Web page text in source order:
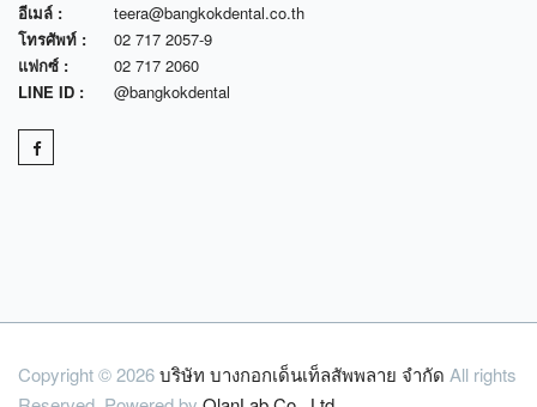
อีเมล์ :
teera@bangkokdental.co.th
โทรศัพท์ :
02 717 2057-9
แฟกซ์ :
02 717 2060
LINE ID :
@bangkokdental
Copyright © 2026บริษัท บางกอกเด็นเท็ลสัพพลาย จำกัด All rights